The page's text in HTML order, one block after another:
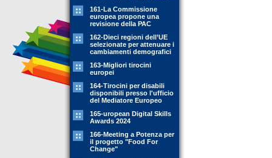
161-La Commissione
europea propone una
revisione della PAC
162-Dieci regioni dell’UE
selezionate per attenuare i
cambiamenti demografici
163-Migliori tirocini
europei
164-Tirocini per disabili
disponibili presso l'ufficio
del Mediatore Europeo
165-uropean Digital Skills
Awards 2024
166-Meeting a Potenza per
il progetto "Food For
Change"